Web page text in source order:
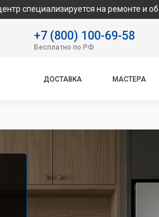
на ремонте и
+7 (800) 100-69-58
Бесплатно по РФ
ДОСТАВКА МАСТЕРА